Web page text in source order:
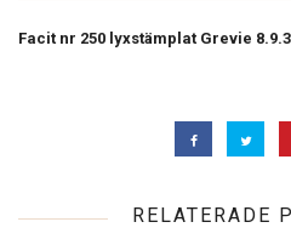
Facit nr 250 lyxstämplat Grevie
RELATERADE